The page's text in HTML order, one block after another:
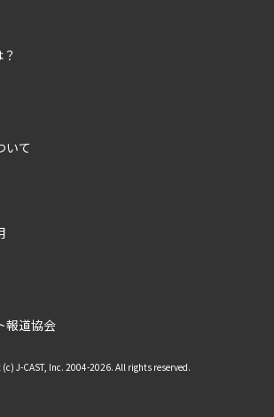
いて
報道協会
J-CAST, Inc. 2004-2026. All rights reserved.